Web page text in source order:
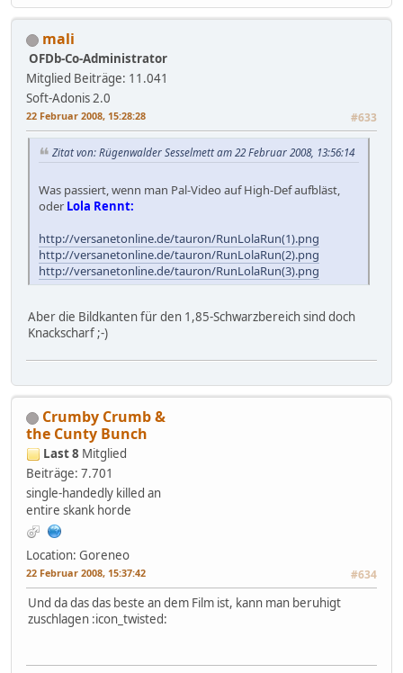
mali
OFDb-Co-Administrator
Mitglied Beiträge: 11.041
Soft-Adonis 2.0
22 Februar 2008, 15:28:28 #633
Zitat von: Rügenwalder Sesselmett am 22 Februar 2008, 13:56:14
Was passiert, wenn man Pal-Video auf High-Def aufbläst,
oder Lola Rennt:
http://versanetonline.de/tauron/RunLolaRun(1).png
http://versanetonline.de/tauron/RunLolaRun(2).png
http://versanetonline.de/tauron/RunLolaRun(3).png
Aber die Bildkanten für den 1,85-Schwarzbereich sind doch
Knackscharf ;-)
Crumby Crumb &
the Cunty Bunch
Last 8 Mitglied
Beiträge: 7.701
single-handedly killed an
entire skank horde
Location: Goreneo
22 Februar 2008, 15:37:42 #634
Und da das das beste an dem Film ist, kann man beruhigt
zuschlagen :icon_twisted: